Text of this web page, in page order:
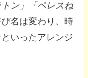
ン」「ペレスね
名は変わり、時
いったアレンジ